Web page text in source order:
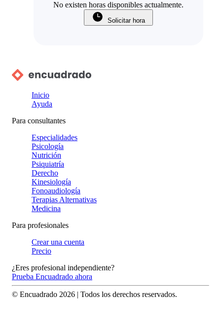
No existen horas disponibles actualmente.
Solicitar hora
Inicio
Ayuda
Para consultantes
Especialidades
Psicología
Nutrición
Psiquiatría
Derecho
Kinesiología
Fonoaudiología
Terapias Alternativas
Medicina
Para profesionales
Crear una cuenta
Precio
¿Eres profesional independiente?
Prueba Encuadrado ahora
© Encuadrado 2026 | Todos los derechos reservados.